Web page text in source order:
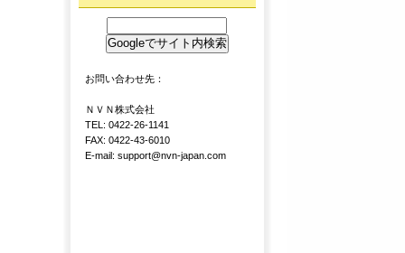
お問い合わせ先：
ＮＶＮ株式会社
TEL: 0422-26-1141
FAX: 0422-43-6010
E-mail: support@nvn-japan.com